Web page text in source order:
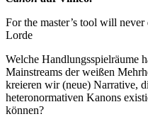
For the master’s tool will never
Lorde
Welche Handlungsspielräume
Mainstreams der weißen
kreieren wir (neue) Narrative,
heteronormativen Kanons
können?